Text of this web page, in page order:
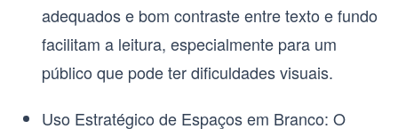
adequados e bom contraste entre texto e fundo
facilitam a leitura, especialmente para um
público que pode ter dificuldades visuais.
Uso Estratégico de Espaços em Branco: O